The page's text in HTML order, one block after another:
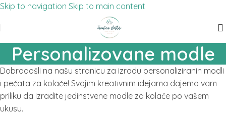
Skip to navigation Skip to main content
Personalizovane modle
Dobrodošli na našu stranicu za izradu personaliziranih modli
i pečata za kolače! Svojim kreativnim idejama dajemo vam
priliku da izradite jedinstvene modle za kolače po vašem
ukusu.